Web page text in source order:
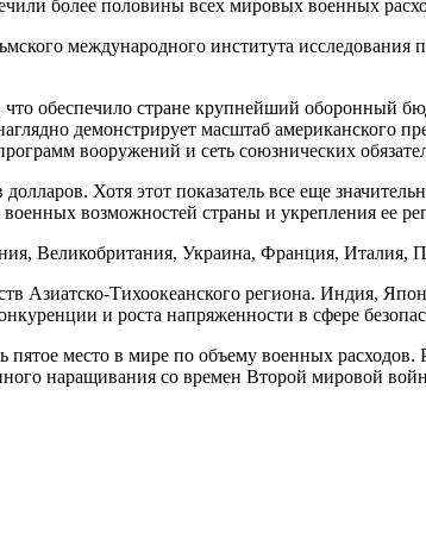
более половины всех мировых военных
международного института исследования
обеспечило стране крупнейший оборонный
демонстрирует масштаб американского
вооружений и сеть союзнических
Хотя этот показатель все еще
возможностей страны и укрепления ее
Великобритания, Украина, Франция, Италия,
Азиатско-Тихоокеанского региона. Индия,
и роста напряженности в сфере
место в мире по объему военных
наращивания со времен Второй мировой